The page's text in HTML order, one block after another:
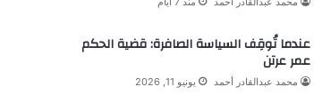
عندما تُوقِف السياسة الصافرة: قضية الحكم
عمر عرتن
محمد عبدالقادر أحمد يونيو 11, 2026